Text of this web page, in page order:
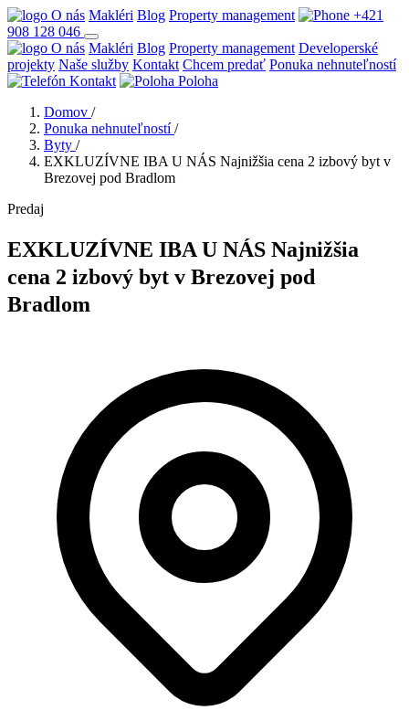
O nás Makléri Blog Property management
+421
908 128 046
O nás Makléri Blog Property management Developerské
projekty Naše služby Kontakt Chcem predať Ponuka nehnuteľností
Kontakt
Poloha
Domov /
Ponuka nehnuteľností /
Byty /
EXKLUZÍVNE IBA U NÁS Najnižšia cena 2 izbový byt v
Brezovej pod Bradlom
Predaj
EXKLUZÍVNE IBA U NÁS Najnižšia
cena 2 izbový byt v Brezovej pod
Bradlom